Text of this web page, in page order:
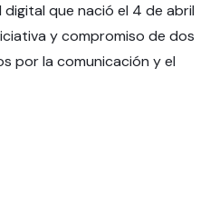
que nació el 4 de abril
y compromiso de dos
por la comunicación y el